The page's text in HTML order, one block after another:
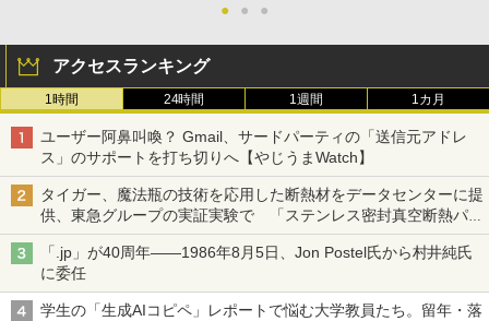
● ● ●
アクセスランキング
1時間 24時間 1週間 1カ月
ユーザー阿鼻叫喚？ Gmail、サードパーティの「送信元アドレ
ス」のサポートを打ち切りへ【やじうまWatch】
タイガー、魔法瓶の技術を応用した断熱材をデータセンターに提
供、東急グループの実証実験で 「ステンレス密封真空断熱パネ
ル TIVIP」
「.jp」が40周年――1986年8月5日、Jon Postel氏から村井純氏
に委任
学生の「生成AIコピペ」レポートで悩む大学教員たち。留年・落